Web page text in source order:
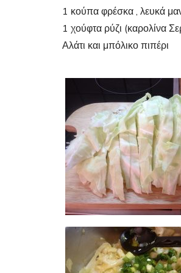
1 κούπα φρέσκα , λευκά
1 χούφτα ρύζι (καρολίνα
Αλάτι και μπόλικο πιπέρι